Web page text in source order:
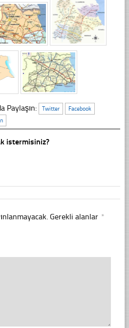
Paylaşın: Twitter
Facebook
istermisiniz?
Gerekli alanlar *